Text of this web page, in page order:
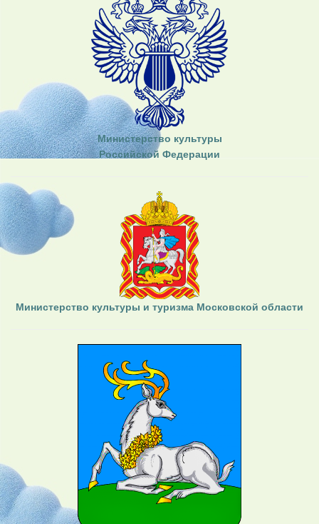
Министерство культуры
Российской Федерации
Министерство культуры и туризма Московской области